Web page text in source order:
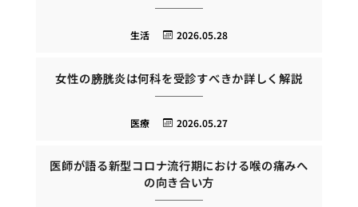
2026.05.28
生活
女性の膀胱炎は何科を受診すべきか詳しく解説
2026.05.27
医療
医師が語る新型コロナ流行期における喉の痛みへ
の向き合い方